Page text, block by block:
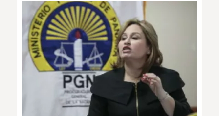
INSÓLITAS
MULTIMEDIA
IMPRESO